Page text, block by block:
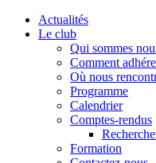
Actualités
Le club
Qui sommes
Comment
Où nous
Programme
Calendrier
Comptes-rendus
Formation